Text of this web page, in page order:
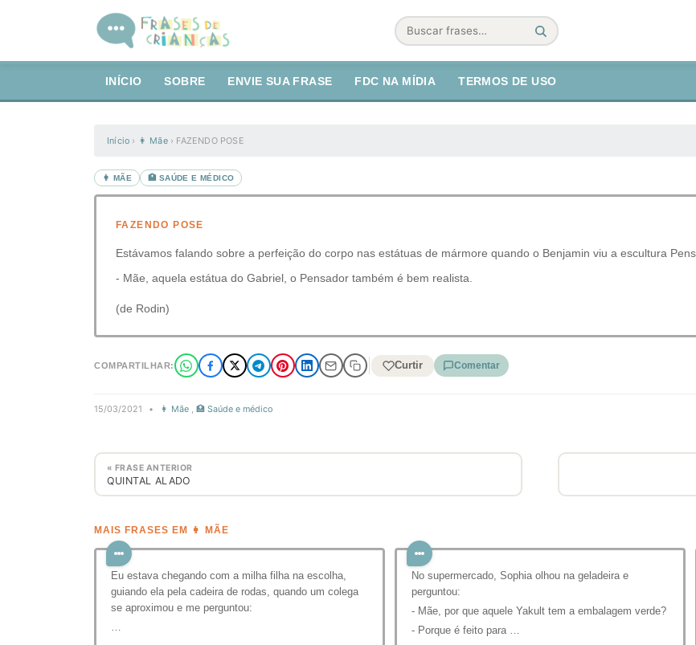
Buscar
INÍCIO SOBRE ENVIE SUA FRASE FDC NA MÍDIA TERMOS DE USO
Início › 👩 Mãe › FAZENDO POSE
👩 MÃE 🏥 SAÚDE E MÉDICO
FAZENDO POSE
Estávamos falando sobre a perfeição do corpo nas estátuas de mármore quando o Benjamin viu a escultura
- Mãe, aquela estátua do Gabriel, o Pensador também é bem realista.
(de Rodin)
COMPARTILHAR: Curtir Comentar
15/03/2021 • 👩 Mãe , 🏥 Saúde e médico
« FRASE ANTERIOR
QUINTAL ALADO
MAIS FRASES EM 👩 MÃE
Eu estava chegando com a milha filha na escolha,
guiando ela pela cadeira de rodas, quando um colega
se aproximou e me perguntou:
…
No supermercado, Sophia olhou na geladeira e
perguntou:
- Mãe, por que aquele Yakult tem a embalagem verde?
- Porque é feito para …